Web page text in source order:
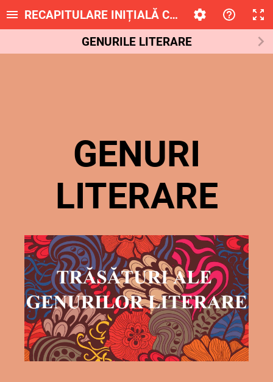
RECAPITULARE INIȚIALĂ CLASA A X-A
GENURILE LITERARE
GENURI
LITERARE